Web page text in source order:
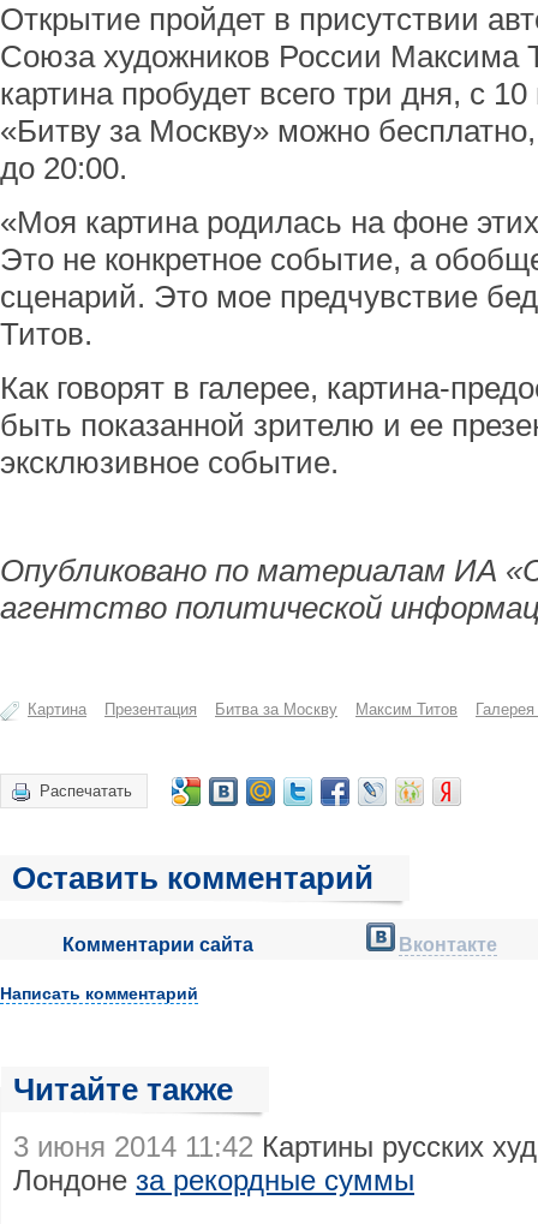
Открытие пройдет в присутствии
Союза художников России Максима
картина пробудет всего три дня, с
«Битву за Москву» можно
до 20:00.
«Моя картина родилась на фоне
Это не конкретное событие, а
сценарий. Это мое предчувствие
Титов.
Как говорят в галерее, картина-
быть показанной зрителю и ее
эксклюзивное событие.
Опубликовано по материалам ИА
агентство политической
Картина Презентация Битва за Москву Максим Титов
Распечатать
Оставить комментарий
Комментарии сайта Вконтакте
Написать комментарий
Читайте также
3 июня 2014 11:42 Картины русских
Лондоне за рекордные суммы